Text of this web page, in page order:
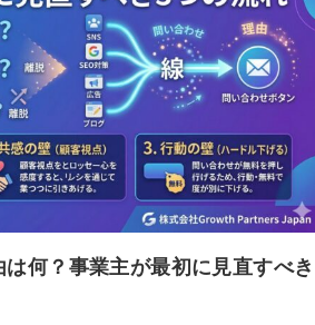
何？事業主が最初に見直すべき